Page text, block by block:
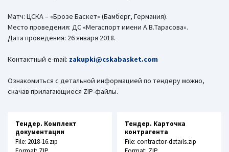
Матч: ЦСКА – «Брозе Баскет» (Бамберг, Германия).
Место проведения: ДС «Мегаспорт имени А.В.Тарасова».
Дата проведения: 26 января 2018.
Контактный e-mail: zakupki@cskabasket.com
Ознакомиться с детальной информацией по тендеру можно,
скачав прилагающиеся ZIP-файлы.
Тендер. Комплект
документации
File: 2018-16.zip
Тендер. Карточка
контрагента
File: contractor-details.zip